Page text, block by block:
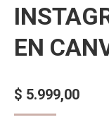
EN
$ 5.999,00